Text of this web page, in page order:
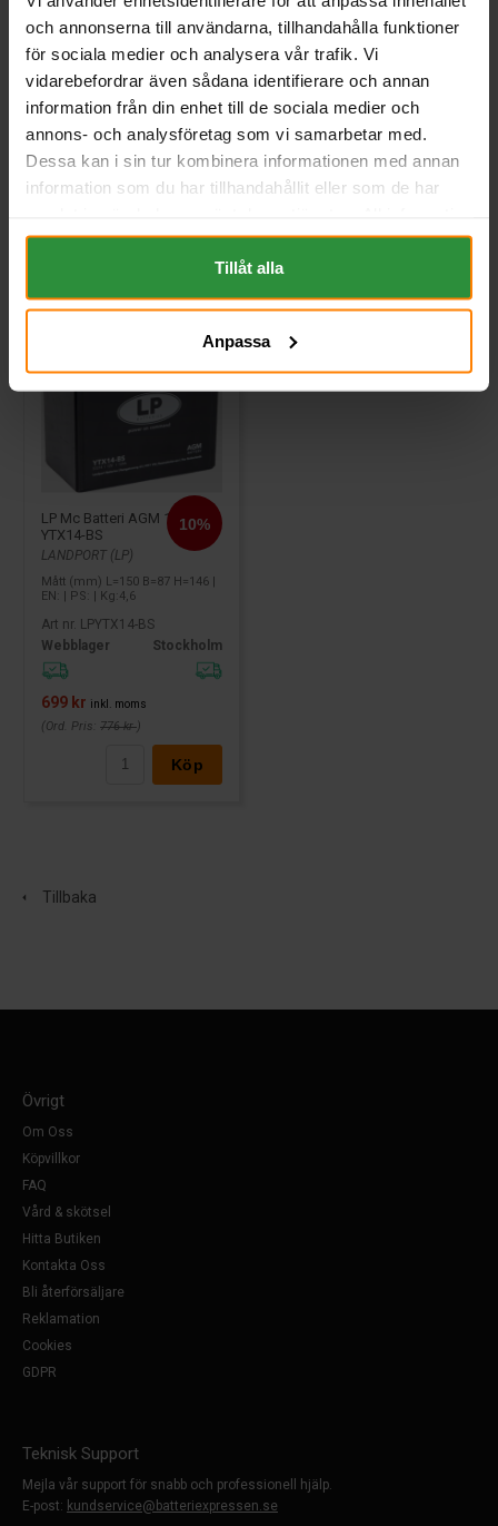
och annonserna till användarna, tillhandahålla funktioner
för sociala medier och analysera vår trafik. Vi
vidarebefordrar även sådana identifierare och annan
information från din enhet till de sociala medier och
annons- och analysföretag som vi samarbetar med.
Dessa kan i sin tur kombinera informationen med annan
information som du har tillhandahållit eller som de har
om "Cookies" och ditt val finner du på vår Cookie sida
längst ner i "footern" på sidan.
Tillåt alla
Anpassa
Mått (mm) L=150 B=87 H=145 |
Art nr. YTX14-BS
Mått (mm) L=134 B=65 H=92 |
EN:240 | PS: | Kg:0,8
Art nr. LPMLLFP14
LP Mc Batteri AGM 12v 12Ah
YTX14-BS
LANDPORT (LP)
Mått (mm) L=150 B=87 H=146 |
EN: | PS: | Kg:4,6
Art nr. LPYTX14-BS
Webblager
Stockholm
699 kr inkl. moms
(Ord. Pris: 776 kr)
Köp
Tillbaka
Övrigt
Om Oss
Köpvillkor
FAQ
Vård & skötsel
Hitta Butiken
Kontakta Oss
Bli återförsäljare
Reklamation
Cookies
GDPR
Teknisk Support
Mejla vår support för snabb och professionell hjälp.
E-post: kundservice@batteriexpressen.se